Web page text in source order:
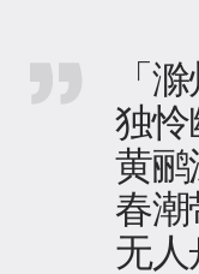
「
独怜
黄鹂
春
无人